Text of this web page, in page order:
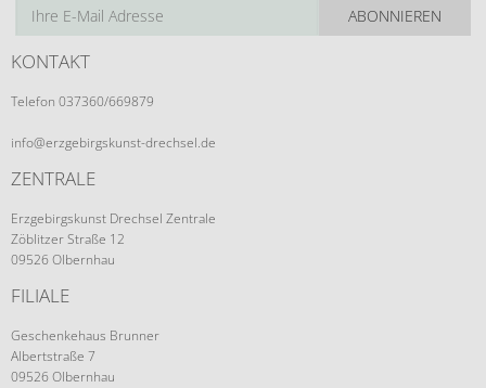
ABONNIEREN
KONTAKT
Telefon 037360/669879
info@erzgebirgskunst-drechsel.de
ZENTRALE
Erzgebirgskunst Drechsel Zentrale
Zöblitzer Straße 12
09526 Olbernhau
FILIALE
Geschenkehaus Brunner
Albertstraße 7
09526 Olbernhau